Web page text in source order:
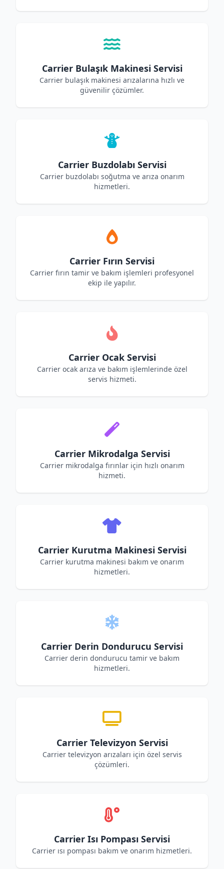
Carrier Bulaşık Makinesi Servisi
Carrier bulaşık makinesi arızalarına hızlı ve
güvenilir çözümler.
Carrier Buzdolabı Servisi
Carrier buzdolabı soğutma ve arıza onarım
hizmetleri.
Carrier Fırın Servisi
Carrier fırın tamir ve bakım işlemleri profesyonel
ekip ile yapılır.
Carrier Ocak Servisi
Carrier ocak arıza ve bakım işlemlerinde özel
servis hizmeti.
Carrier Mikrodalga Servisi
Carrier mikrodalga fırınlar için hızlı onarım
hizmeti.
Carrier Kurutma Makinesi Servisi
Carrier kurutma makinesi bakım ve onarım
hizmetleri.
Carrier Derin Dondurucu Servisi
Carrier derin dondurucu tamir ve bakım
hizmetleri.
Carrier Televizyon Servisi
Carrier televizyon arızaları için özel servis
çözümleri.
Carrier Isı Pompası Servisi
Carrier ısı pompası bakım ve onarım hizmetleri.